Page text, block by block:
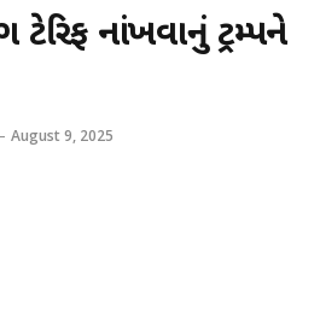
ટેરિફ નાંખવાનું ટ્રમ્પને
August 9, 2025